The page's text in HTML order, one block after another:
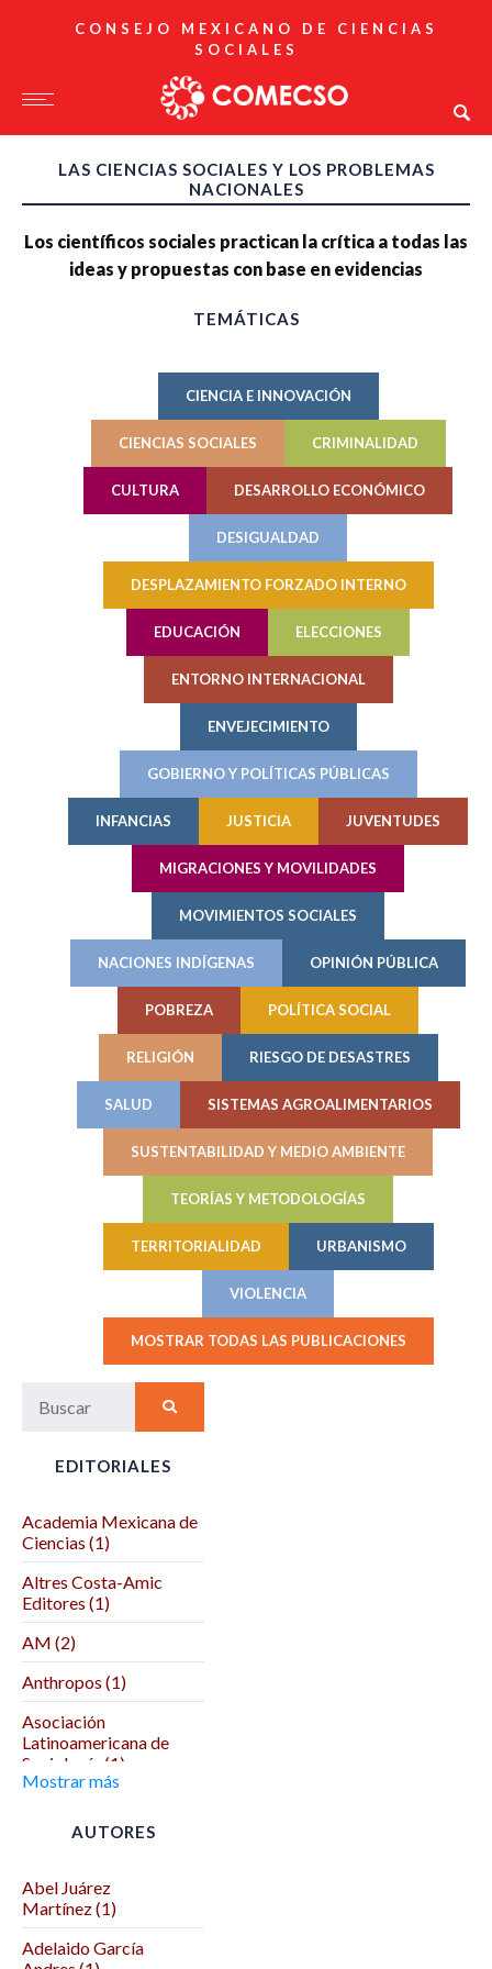
CONSEJO MEXICANO DE CIENCIAS
SOCIALES
LAS CIENCIAS SOCIALES Y LOS PROBLEMAS
NACIONALES
Los científicos sociales practican la crítica a todas las
ideas y propuestas con base en evidencias
TEMÁTICAS
CIENCIA E INNOVACIÓN
CIENCIAS SOCIALES CRIMINALIDAD
CULTURA DESARROLLO ECONÓMICO
DESIGUALDAD
DESPLAZAMIENTO FORZADO INTERNO
EDUCACIÓN ELECCIONES
ENTORNO INTERNACIONAL
ENVEJECIMIENTO
GOBIERNO Y POLÍTICAS PÚBLICAS
INFANCIAS JUSTICIA JUVENTUDES
MIGRACIONES Y MOVILIDADES
MOVIMIENTOS SOCIALES
NACIONES INDÍGENAS OPINIÓN PÚBLICA
POBREZA POLÍTICA SOCIAL
RELIGIÓN RIESGO DE DESASTRES
SALUD SISTEMAS AGROALIMENTARIOS
SUSTENTABILIDAD Y MEDIO AMBIENTE
TEORÍAS Y METODOLOGÍAS
TERRITORIALIDAD URBANISMO
VIOLENCIA
MOSTRAR TODAS LAS PUBLICACIONES
EDITORIALES
Academia Mexicana de
Ciencias (1)
Altres Costa-Amic
Editores (1)
AM (2)
Anthropos (1)
Asociación
Latinoamericana de
Sociología (1)
de Ciencias Políticas (1)
Benemérita Universidad
Autónoma de Puebla (2)
Benemérita y
Mostrar más
AUTORES
Abel Juárez
Martínez (1)
Adelaido García